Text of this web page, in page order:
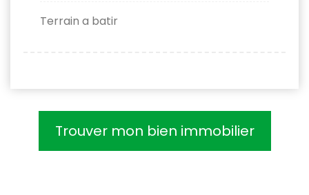
Terrain a batir
Trouver mon bien immobilier